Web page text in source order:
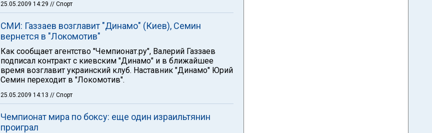
25.05.2009 14:29 // Спорт
СМИ: Газзаев возглавит "Динамо" (Киев), Семин
вернется в "Локомотив"
Как сообщает агентство "Чемпионат.ру", Валерий Газзаев
подписал контракт с киевским "Динамо" и в ближайшее
время возглавит украинский клуб. Наставник "Динамо" Юрий
Семин переходит в "Локомотив".
25.05.2009 14:13 // Спорт
Чемпионат мира по боксу: еще один израильтянин
проиграл